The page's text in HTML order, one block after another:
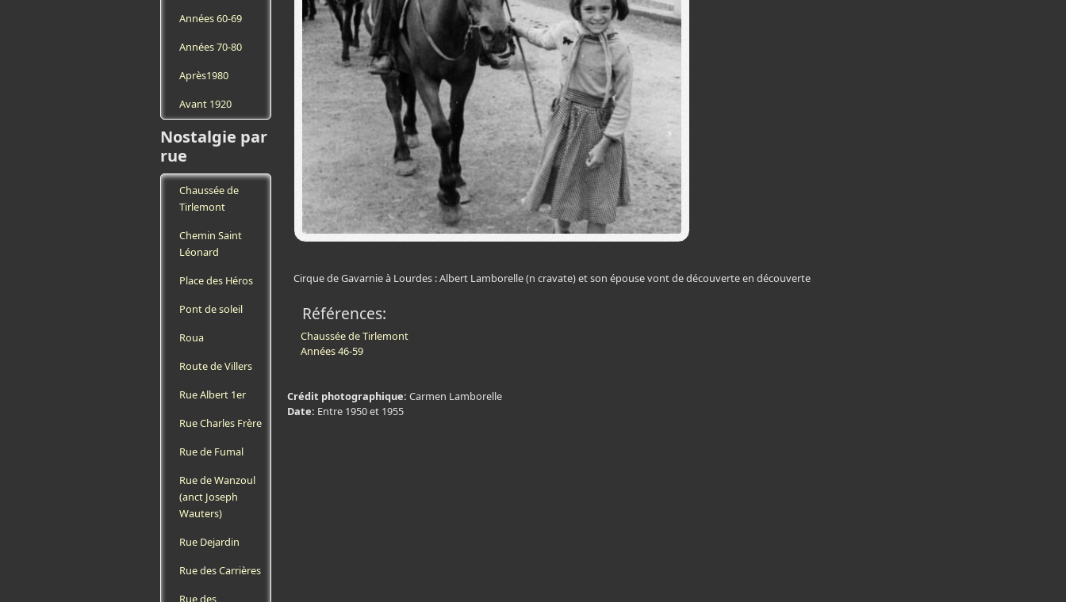
Années 60-69
Années 70-80
Après1980
Avant 1920
Nostalgie par
rue
Chaussée de
Tirlemont
Chemin Saint
Léonard
Place des Héros
Pont de soleil
Roua
Route de Villers
Rue Albert 1er
Rue Charles Frère
Rue de Fumal
Rue de Wanzoul
(anct Joseph
Wauters)
Rue Dejardin
Rue des Carrières
Rue des
Cirque de Gavarnie à Lourdes : Albert Lamborelle (n cravate) et son épouse vont de découverte en découverte
Références:
Chaussée de Tirlemont
Années 46-59
Crédit photographique: Carmen Lamborelle
Date: Entre 1950 et 1955